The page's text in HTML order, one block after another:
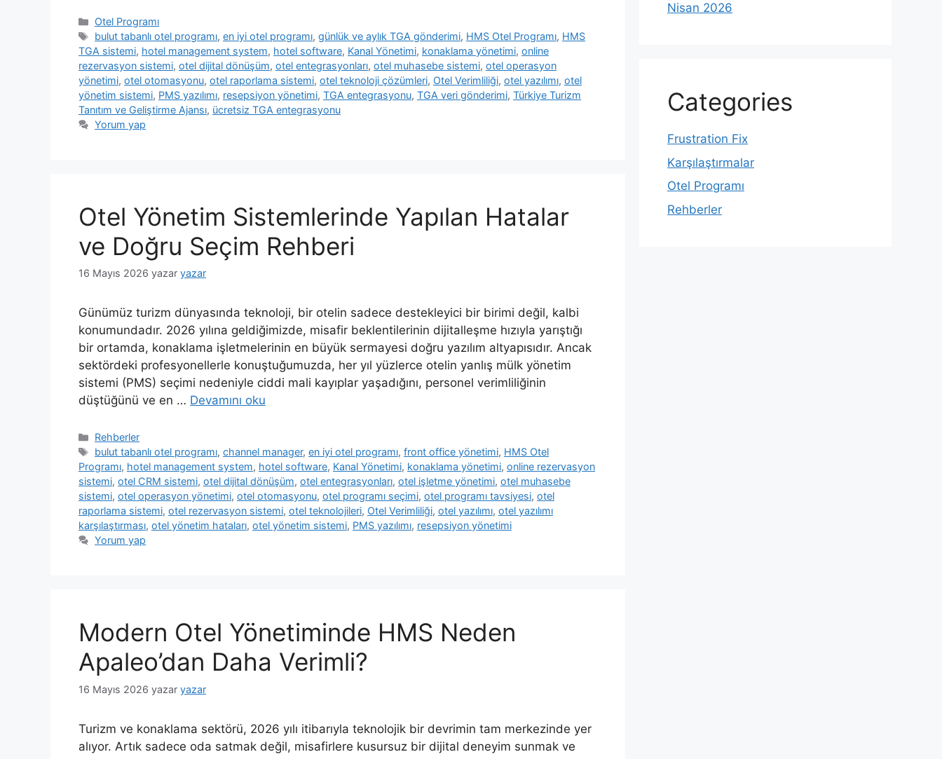
Kategoriler
Otel Programı
Etiketler
bulut tabanlı otel programı,en iyi otel programı,günlük ve aylık TGA gönderimi, HMS Otel Programı, HMS
TGA sistemi, hotel management system, hotel software, Kanal Yönetimi, konaklama yönetimi, online
rezervasyon sistemi, otel dijital dönüşüm, otel entegrasyonları, otel muhasebe sistemi, otel operasyon
yönetimi, otel otomasyonu, otel raporlama sistemi, otel teknoloji çözümleri, Otel Verimliliği, otel yazılımı, otel
yönetim sistemi, PMS yazılımı, resepsiyon yönetimi, TGA entegrasyonu, TGA veri gönderimi, Türkiye Turizm
Tanıtım ve Geliştirme Ajansı, ücretsiz TGA entegrasyonu
Yorum yap
Otel Yönetim Sistemlerinde Yapılan Hatalar
ve Doğru Seçim Rehberi
16 Mayıs 2026 yazar yazar
Günümüz turizm dünyasında teknoloji, bir otelin sadece destekleyici bir birimi değil, kalbi
konumundadır. 2026 yılına geldiğimizde, misafir beklentilerinin dijitalleşme hızıyla yarıştığı
bir ortamda, konaklama işletmelerinin en büyük sermayesi doğru yazılım altyapısıdır. Ancak
sektördeki profesyonellerle konuştuğumuzda, her yıl yüzlerce otelin yanlış mülk yönetim
sistemi (PMS) seçimi nedeniyle ciddi mali kayıplar yaşadığını, personel verimliliğinin
düştüğünü ve en … Devamını oku
Kategoriler
Rehberler
Etiketler
bulut tabanlı otel programı,channel manager,en iyi otel programı,front office yönetimi, HMS Otel
Programı, hotel management system, hotel software, Kanal Yönetimi, konaklama yönetimi, online rezervasyon
sistemi, otel CRM sistemi, otel dijital dönüşüm, otel entegrasyonları, otel işletme yönetimi, otel muhasebe
sistemi, otel operasyon yönetimi, otel otomasyonu, otel programı seçimi, otel programı tavsiyesi, otel
raporlama sistemi, otel rezervasyon sistemi, otel teknolojileri, Otel Verimliliği, otel yazılımı, otel yazılımı
karşılaştırması, otel yönetim hataları, otel yönetim sistemi, PMS yazılımı, resepsiyon yönetimi
Yorum yap
Modern Otel Yönetiminde HMS Neden
Apaleo’dan Daha Verimli?
16 Mayıs 2026 yazar yazar
Turizm ve konaklama sektörü, 2026 yılı itibarıyla teknolojik bir devrimin tam merkezinde yer
alıyor. Artık sadece oda satmak değil, misafirlere kusursuz bir dijital deneyim sunmak ve
Nisan 2026
Categories
Frustration Fix
Karşılaştırmalar
Otel Programı
Rehberler